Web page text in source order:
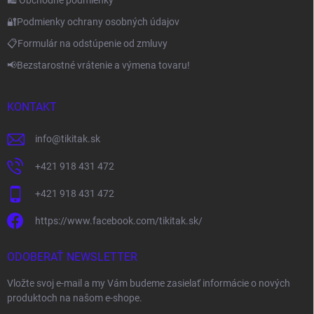
🔐Podmienky ochrany osobných údajov
📋Formulár na odstúpenie od zmluvy
📢Bezstarostné vrátenie a výmena tovaru!
KONTAKT
info@tikitak.sk
+421 918 431 472
+421 918 431 472
https://www.facebook.com/tikitak.sk/
ODOBERAŤ NEWSLETTER
Vložte svoj e-mail a my Vám budeme zasielať informácie o nových
produktoch na našom e-shope.